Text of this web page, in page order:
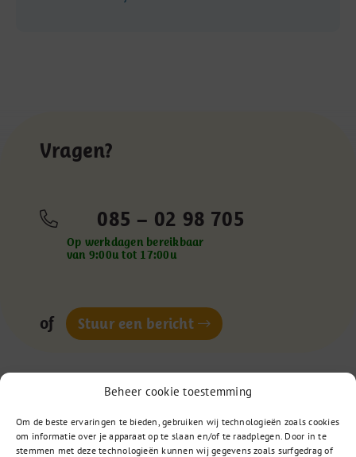
Beheer cookie toestemming
Om de beste ervaringen te bieden, gebruiken wij technologieën zoals cookies
om informatie over je apparaat op te slaan en/of te raadplegen. Door in te
stemmen met deze technologieën kunnen wij gegevens zoals surfgedrag of
Vragen?
085 – 02 98 705
Op werkdagen bereikbaar
van 9:00u tot 17:00u
of Stuur een bericht